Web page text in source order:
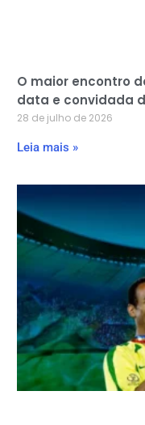
O maior encontro
data e convidada
28 de julho de 2026
Leia mais »